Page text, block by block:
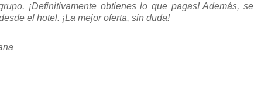
¡Definitivamente obtienes lo que pagas! Además, se
el hotel. ¡La mejor oferta, sin duda!